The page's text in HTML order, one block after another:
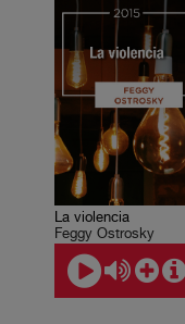
La violencia
Feggy Ostrosky